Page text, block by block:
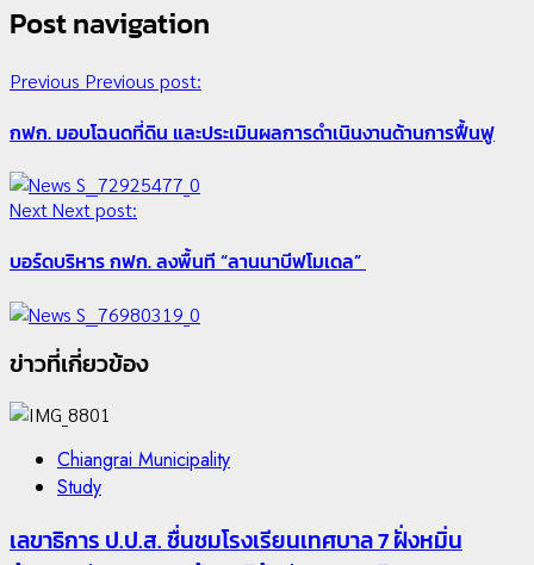
Post navigation
Previous Previous post:
กฟก. มอบโฉนดที่ดิน และประเมินผลการดำเนินงานด้านการฟื้นฟู
NextNext post:
บอร์ดบริหาร กฟก. ลงพื้นที “ลานนาบีฟโมเดล”
ข่าวที่เกี่ยวข้อง
Chiangrai Municipality
Study
เลขาธิการ ป.ป.ส. ชื่นชมโรงเรียนเทศบาล 7 ฝั่งหมิ่น